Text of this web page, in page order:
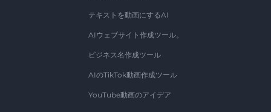
テキストを動画にするAI
AIウェブサイト作成ツール。
ビジネス名作成ツール
AIのTikTok動画作成ツール
YouTube動画のアイデア